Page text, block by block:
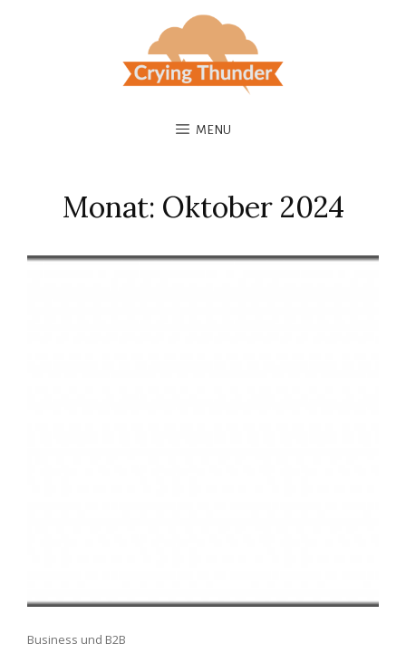
MENU
Monat: Oktober 2024
Cat
Business und B2B